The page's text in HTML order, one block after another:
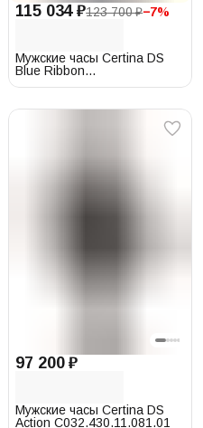
115 034 ₽123 700 ₽−7%
Мужские часы Certina DS
Blue Ribbon
97 200 ₽
Мужские часы Certina DS
Action C032.430.11.081.01